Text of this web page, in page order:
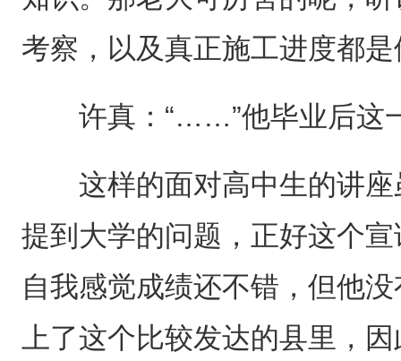
考察，以及真正施工进度都
许真：“……”他毕业后这一
这样的面对高中生的讲座
提到大学的问题，正好这个
自我感觉成绩还不错，但他
上了这个比较发达的县里，